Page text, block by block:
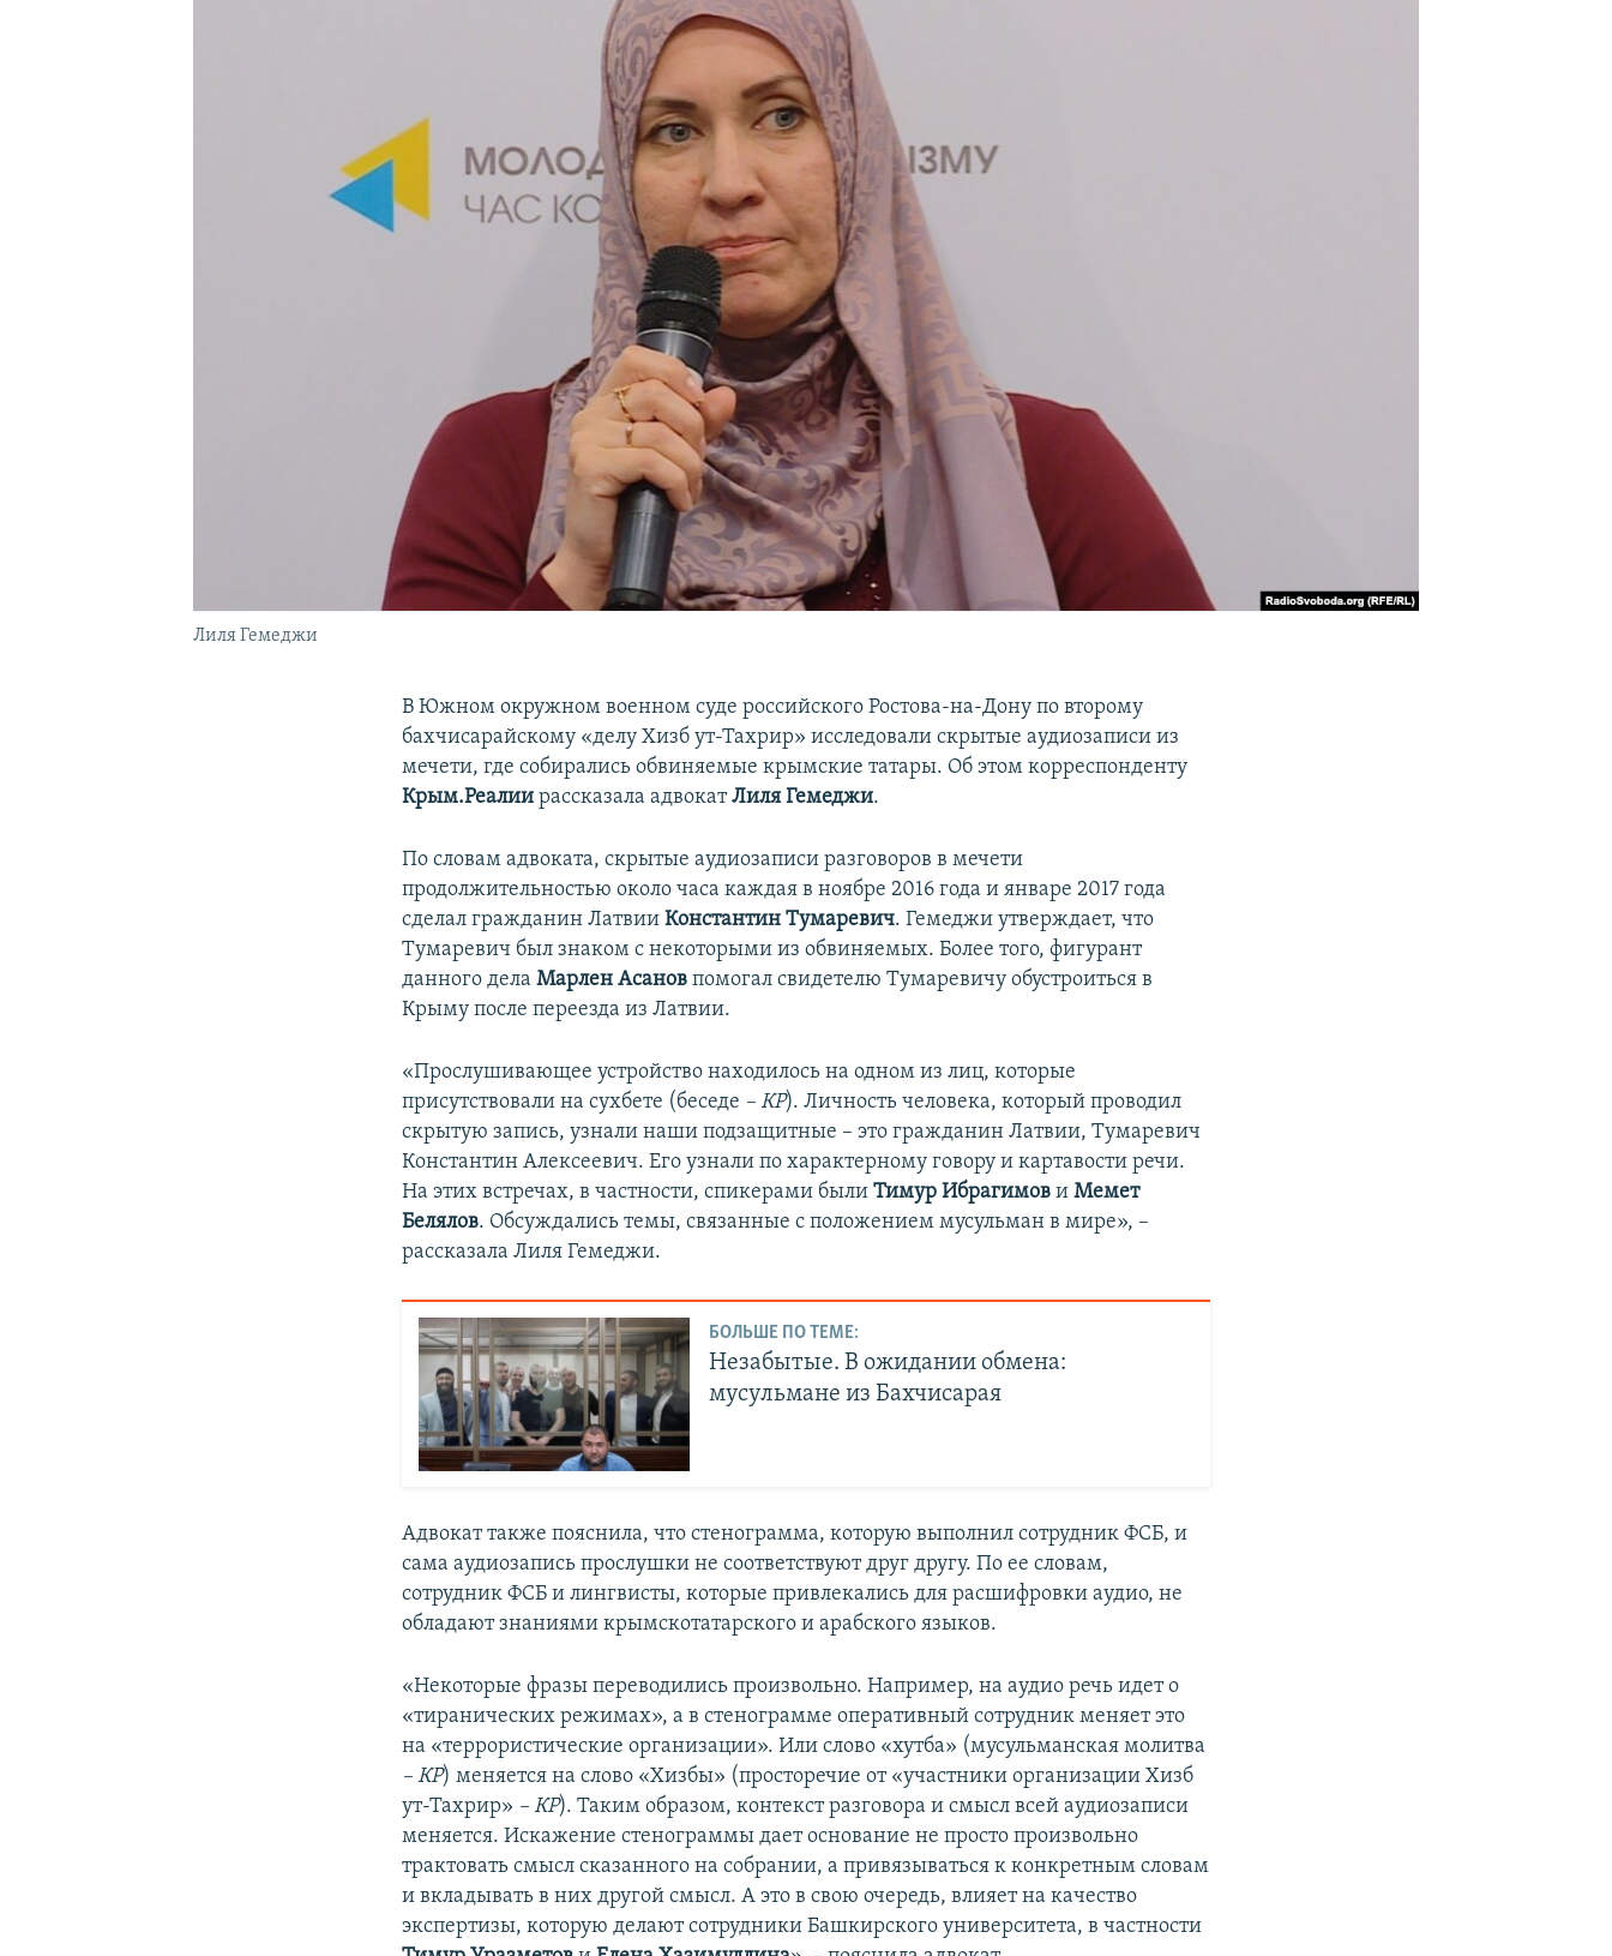
Лиля Гемеджи
В Южном окружном военном суде российского Ростова-на-Дону по второму
бахчисарайскому «делу Хизб ут-Тахрир» исследовали скрытые аудиозаписи из
мечети, где собирались обвиняемые крымские татары. Об этом корреспонденту
Крым.Реалии рассказала адвокатЛиля Гемеджи.
По словам адвоката, скрытые аудиозаписи разговоров в мечети
продолжительностью около часа каждая в ноябре 2016 года и январе 2017 года
сделал гражданин ЛатвииКонстантин Тумаревич. Гемеджи утверждает, что
Тумаревич был знаком с некоторыми из обвиняемых. Более того, фигурант
данного делаМарлен Асанов помогал свидетелю Тумаревичу обустроиться в
Крыму после переезда из Латвии.
«Прослушивающее устройство находилось на одном из лиц, которые
присутствовали на сухбете (беседе – КР). Личность человека, который проводил
скрытую запись, узнали наши подзащитные – это гражданин Латвии, Тумаревич
Константин Алексеевич. Его узнали по характерному говору и картавости речи.
На этих встречах, в частности, спикерами былиТимур Ибрагимов иМемет
Белялов. Обсуждались темы, связанные с положением мусульман в мире», –
рассказала Лиля Гемеджи. ​
БОЛЬШЕ ПО ТЕМЕ:
Незабытые. В ожидании обмена:
мусульмане из Бахчисарая
Адвокат также пояснила, что стенограмма, которую выполнил сотрудник ФСБ, и
сама аудиозапись прослушки не соответствуют друг другу. По ее словам,
сотрудник ФСБ и лингвисты, которые привлекались для расшифровки аудио, не
обладают знаниями крымскотатарского и арабского языков.
«Некоторые фразы переводились произвольно. Например, на аудио речь идет о
«тиранических режимах», а в стенограмме оперативный сотрудник меняет это
на «террористические организации». Или слово «хутба» (мусульманская молитва
– КР) меняется на слово «Хизбы» (просторечие от «участники организации Хизб
ут-Тахрир» – КР). Таким образом, контекст разговора и смысл всей аудиозаписи
меняется. Искажение стенограммы дает основание не просто произвольно
трактовать смысл сказанного на собрании, а привязываться к конкретным словам
и вкладывать в них другой смысл. А это в свою очередь, влияет на качество
экспертизы, которую делают сотрудники Башкирского университета, в частности